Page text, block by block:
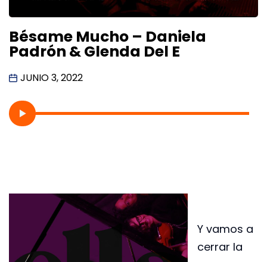
Bésame Mucho – Daniela
Padrón & Glenda Del E
JUNIO 3, 2022
Y vamos a
cerrar la